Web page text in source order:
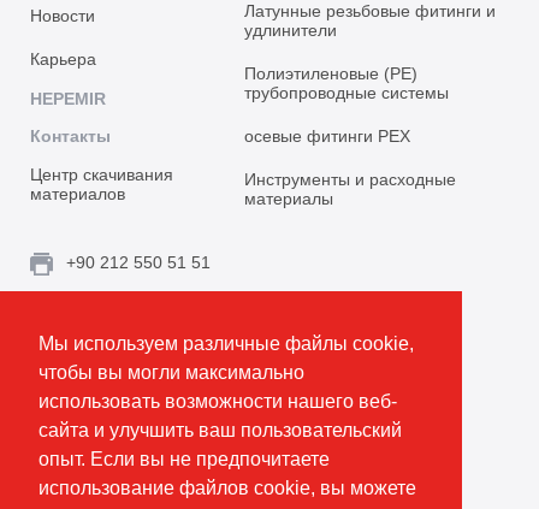
Мы используем различные файлы cookie,
чтобы вы могли максимально
использовать возможности нашего веб-
сайта и улучшить ваш пользовательский
опыт. Если вы не предпочитаете
использование файлов cookie, вы можете
Новости
Карьера
HEPEMIR
Контакты
Центр скачивания
материалов
Латунные резьбовые фитинги и
удлинители
Полиэтиленовые (PE)
трубопроводные системы
осевые фитинги PEX
Инструменты и расходные
материалы
+90 212 550 51 51
Topçular Mh. Rami Kışla Cad. İncirlik Sok. No.16A,
Eyüpsultan 34055 İstanbul / Türkiye
Создать маршрут